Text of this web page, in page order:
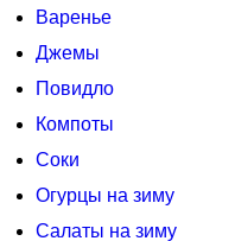
Варенье
Джемы
Повидло
Компоты
Соки
Огурцы на зиму
Салаты на зиму